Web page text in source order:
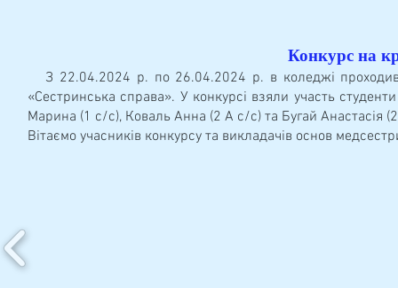
Конкурс на
З 22.04.2024 р. по 26.04.2024 р. в коледжі проходив
«Сестринська справа». У конкурсі взяли участь
Марина (1 с/с), Коваль Анна (2 А с/с) та Бугай
Вітаємо учасників конкурсу та викладачів основ